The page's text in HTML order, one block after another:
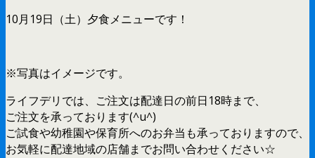
10月19日（土）夕食メニューです！
※写真はイメージです。
ライフデリでは、ご注文は配達日の前日18時まで、
ご注文を承っております(^u^)
ご試食や幼稚園や保育所へのお弁当も承っておりますので、
お気軽に配達地域の店舗までお問い合わせください☆